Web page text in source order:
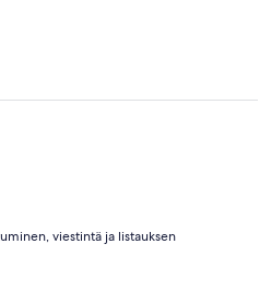
viestintä ja listauksen